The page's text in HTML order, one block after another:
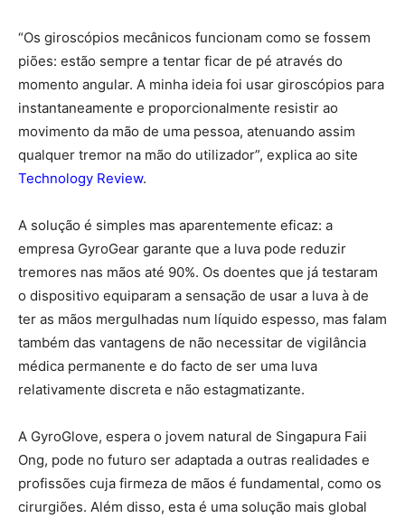
“Os giroscópios mecânicos funcionam como se fossem
piões: estão sempre a tentar ficar de pé através do
momento angular. A minha ideia foi usar giroscópios para
instantaneamente e proporcionalmente resistir ao
movimento da mão de uma pessoa, atenuando assim
qualquer tremor na mão do utilizador”, explica ao site
Technology Review.
A solução é simples mas aparentemente eficaz: a
empresa GyroGear garante que a luva pode reduzir
tremores nas mãos até 90%. Os doentes que já testaram
o dispositivo equiparam a sensação de usar a luva à de
ter as mãos mergulhadas num líquido espesso, mas falam
também das vantagens de não necessitar de vigilância
médica permanente e do facto de ser uma luva
relativamente discreta e não estagmatizante.
A GyroGlove, espera o jovem natural de Singapura Faii
Ong, pode no futuro ser adaptada a outras realidades e
profissões cuja firmeza de mãos é fundamental, como os
cirurgiões. Além disso, esta é uma solução mais global